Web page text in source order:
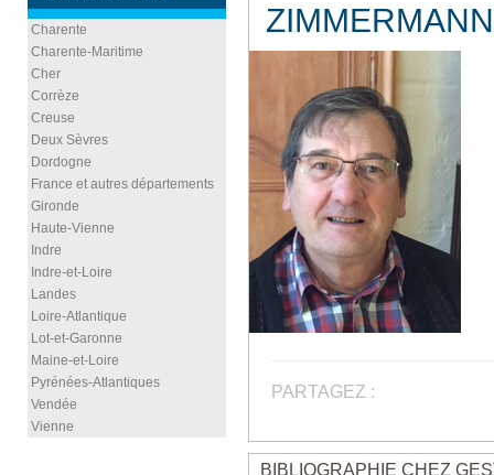
Charente
Charente-Maritime
Cher
Corrèze
Creuse
Deux Sèvres
Dordogne
France et autres départements
Gironde
Haute-Vienne
Indre
Indre-et-Loire
Landes
Loire-Atlantique
Lot-et-Garonne
Maine-et-Loire
Pyrénées-Atlantiques
Vendée
Vienne
PARTAGEZ :
BIBLIOGRAPHIE CHEZ